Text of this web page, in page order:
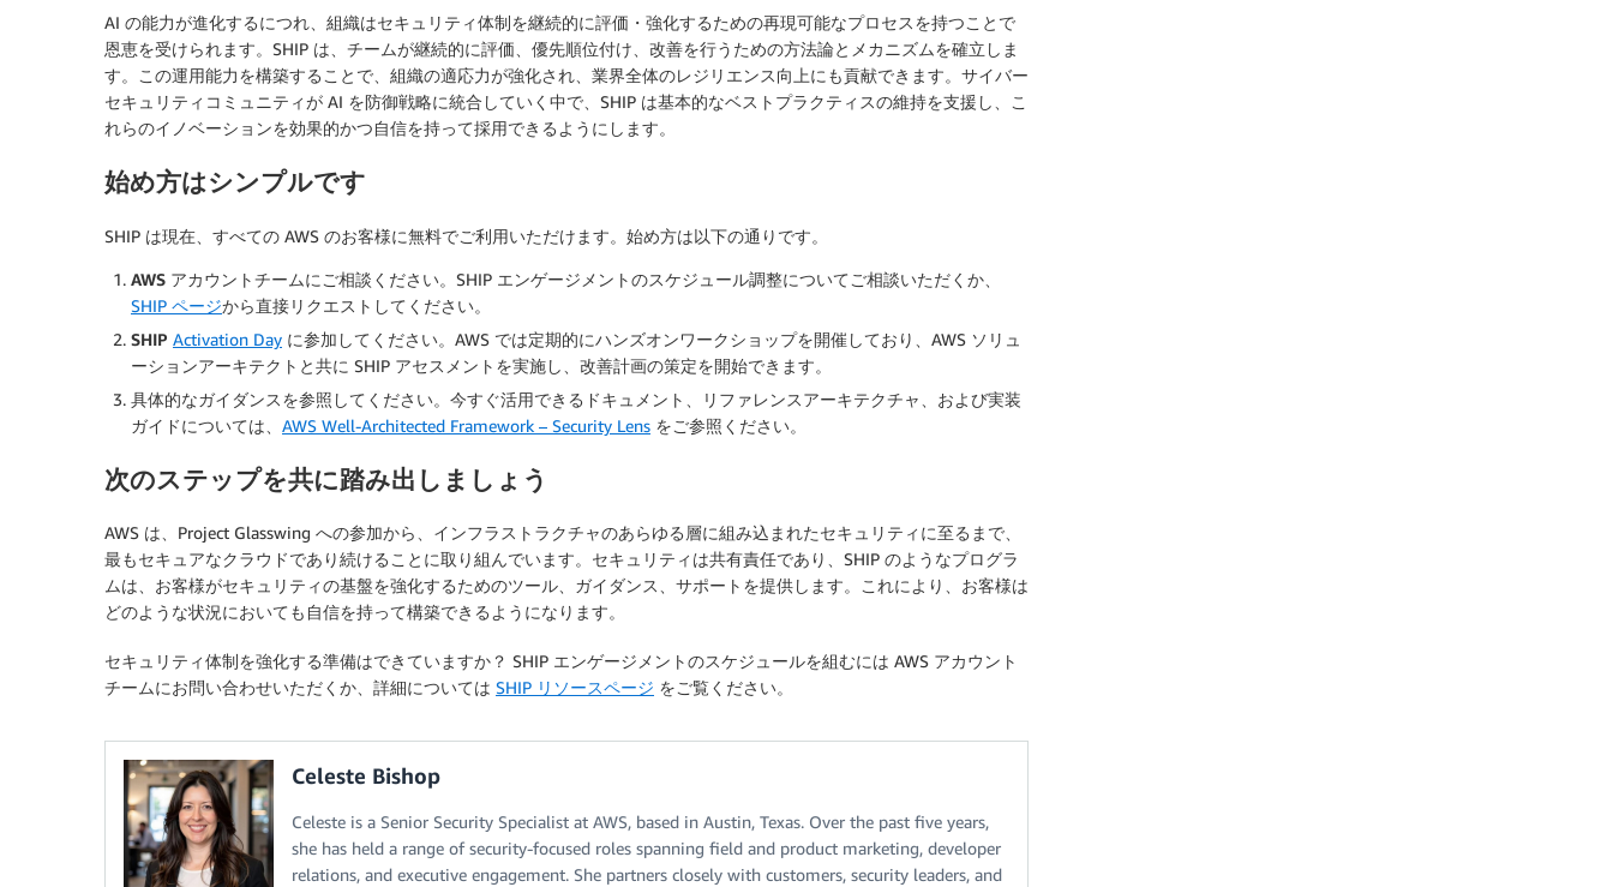
AI の能力が進化するにつれ、組織はセキュリティ体制を継続的に評価・強化するための再現可能なプロセスを持つことで
恩恵を受けられます。SHIP は、チームが継続的に評価、優先順位付け、改善を行うための方法論とメカニズムを確立しま
す。この運用能力を構築することで、組織の適応力が強化され、業界全体のレジリエンス向上にも貢献できます。サイバー
セキュリティコミュニティが AI を防御戦略に統合していく中で、SHIP は基本的なベストプラクティスの維持を支援し、こ
れらのイノベーションを効果的かつ自信を持って採用できるようにします。
始め方はシンプルです
SHIP は現在、すべての AWS のお客様に無料でご利用いただけます。始め方は以下の通りです。
AWS アカウントチームにご相談ください。 SHIP エンゲージメントのスケジュール調整についてご相談いただくか、
SHIP ページから直接リクエストしてください。
SHIP Activation Day に参加してください。 AWS では定期的にハンズオンワークショップを開催しており、AWS ソリュ
ーションアーキテクトと共に SHIP アセスメントを実施し、改善計画の策定を開始できます。
具体的なガイダンスを参照してください。 今すぐ活用できるドキュメント、リファレンスアーキテクチャ、および実装
ガイドについては、 AWS Well-Architected Framework – Security Lens をご参照ください。
次のステップを共に踏み出しましょう
AWS は、Project Glasswing への参加から、インフラストラクチャのあらゆる層に組み込まれたセキュリティに至るまで、
最もセキュアなクラウドであり続けることに取り組んでいます。セキュリティは共有責任であり、SHIP のようなプログラ
ムは、お客様がセキュリティの基盤を強化するためのツール、ガイダンス、サポートを提供します。これにより、お客様は
どのような状況においても自信を持って構築できるようになります。
セキュリティ体制を強化する準備はできていますか？ SHIP エンゲージメントのスケジュールを組むには AWS アカウント
チームにお問い合わせいただくか、詳細については SHIP リソースページ をご覧ください。
Celeste Bishop
Celeste is a Senior Security Specialist at AWS, based in Austin, Texas. Over the past five years,
she has held a range of security-focused roles spanning field and product marketing, developer
relations, and executive engagement. She partners closely with customers, security leaders, and